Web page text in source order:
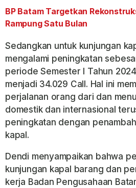
BP Batam Targetkan
Rampung Satu Bulan
Sedangkan untuk kunjungan
mengalami peningkatan
periode Semester I Tahun
menjadi 34.029 Call. Hal ini
perjalanan orang dari dan
domestik dan internasional
peningkatan dengan
kapal.
Dendi menyampaikan bahwa
kunjungan kapal barang dan
kerja Badan Pengusahaan